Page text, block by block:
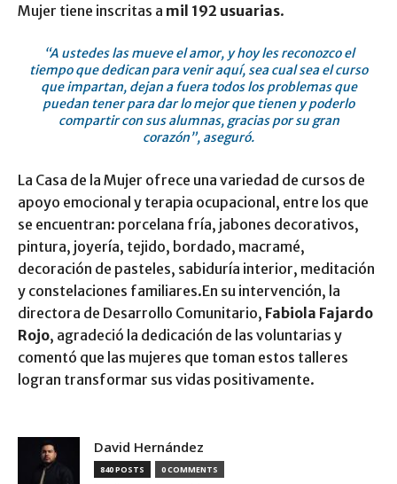
Mujer tiene inscritas a mil 192 usuarias.
“A ustedes las mueve el amor, y hoy les reconozco el
tiempo que dedican para venir aquí, sea cual sea el curso
que impartan, dejan a fuera todos los problemas que
puedan tener para dar lo mejor que tienen y poderlo
compartir con sus alumnas, gracias por su gran
corazón”, aseguró.
La Casa de la Mujer ofrece una variedad de cursos de
apoyo emocional y terapia ocupacional, entre los que
se encuentran: porcelana fría, jabones decorativos,
pintura, joyería, tejido, bordado, macramé,
decoración de pasteles, sabiduría interior, meditación
y constelaciones familiares.En su intervención, la
directora de Desarrollo Comunitario, Fabiola Fajardo
Rojo, agradeció la dedicación de las voluntarias y
comentó que las mujeres que toman estos talleres
logran transformar sus vidas positivamente.
David Hernández
840 POSTS 0 COMMENTS